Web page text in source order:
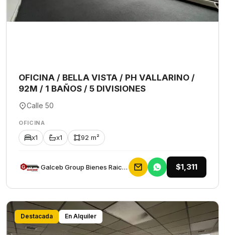
OFICINA / BELLA VISTA / PH VALLARINO /
92M / 1 BAÑOS / 5 DIVISIONES
Calle 50
OFICINA
x1 x1 92 m²
Galceb Group Bienes Raices $1,311
Destacada En Alquiler